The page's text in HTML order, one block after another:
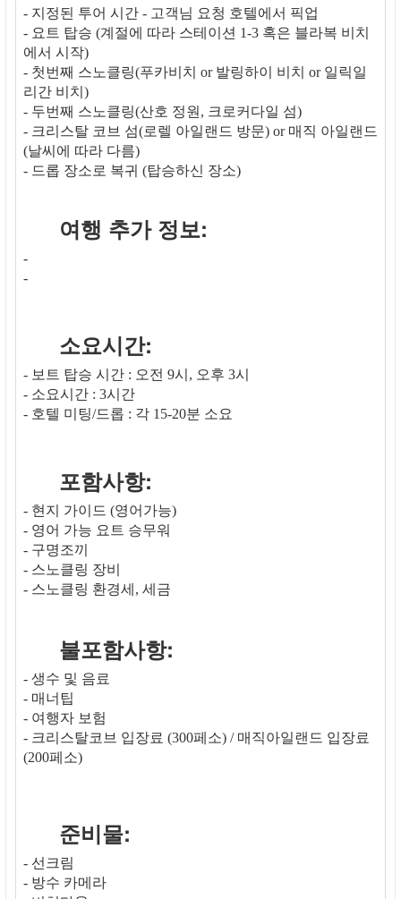
- 지정된 투어 시간 - 고객님 요청 호텔에서 픽업
- 요트 탑승 (계절에 따라 스테이션 1-3 혹은 블라복 비치
에서 시작)
- 첫번째 스노클링(푸카비치 or 발링하이 비치 or 일릭일
리간 비치)
- 두번째 스노클링(산호 정원, 크로커다일 섬)
- 크리스탈 코브 섬(로렐 아일랜드 방문) or 매직 아일랜드
(날씨에 따라 다름)
- 드롭 장소로 복귀 (탑승하신 장소)
여행 추가 정보:
-
-
소요시간:
- 보트 탑승 시간 : 오전 9시, 오후 3시
- 소요시간 : 3시간
- 호텔 미팅/드롭 : 각 15-20분 소요
포함사항:
- 현지 가이드 (영어가능)
- 영어 가능 요트 승무워
- 구명조끼
- 스노클링 장비
- 스노클링 환경세, 세금
불포함사항:
- 생수 및 음료
- 매너팁
- 여행자 보험
- 크리스탈코브 입장료 (300페소) / 매직아일랜드 입장료
(200페소)
준비물:
- 선크림
- 방수 카메라